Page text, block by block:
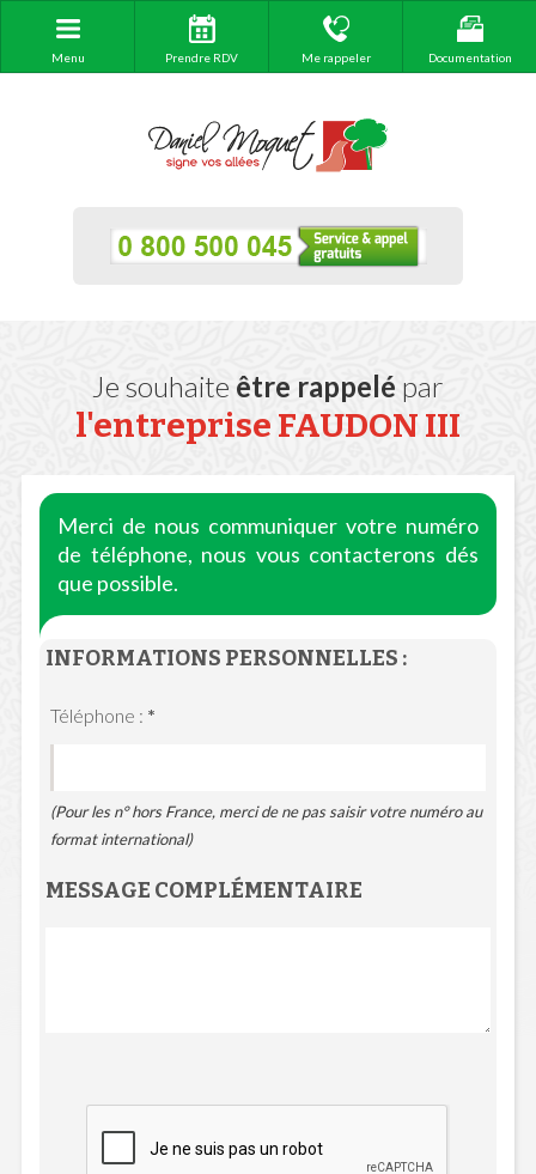
Menu Prendre RDV Me rappeler Documentation
Je souhaite être rappelé par
l'entreprise FAUDON III
Merci de nous communiquer votre numéro
de téléphone, nous vous contacterons dés
que possible.
INFORMATIONS PERSONNELLES :
Téléphone : *
(Pour les n° hors France, merci de ne pas saisir votre numéro au
format international)
MESSAGE COMPLÉMENTAIRE